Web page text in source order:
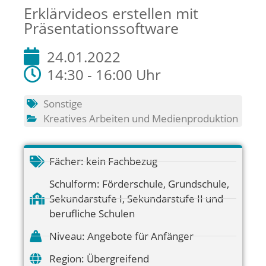
Erklärvideos erstellen mit
Präsentationssoftware
24.01.2022
14:30 - 16:00 Uhr
Sonstige
Kreatives Arbeiten und Medienproduktion
Fächer: kein Fachbezug
Schulform: Förderschule, Grundschule,
Sekundarstufe I, Sekundarstufe II und
berufliche Schulen
Niveau: Angebote für Anfänger
Region: Übergreifend